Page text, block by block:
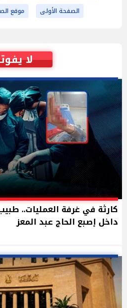
الصفحة الأولى
موقع
لا
كارثة في غرفة العمليات..
داخل إصبع الحاج عبد المعز